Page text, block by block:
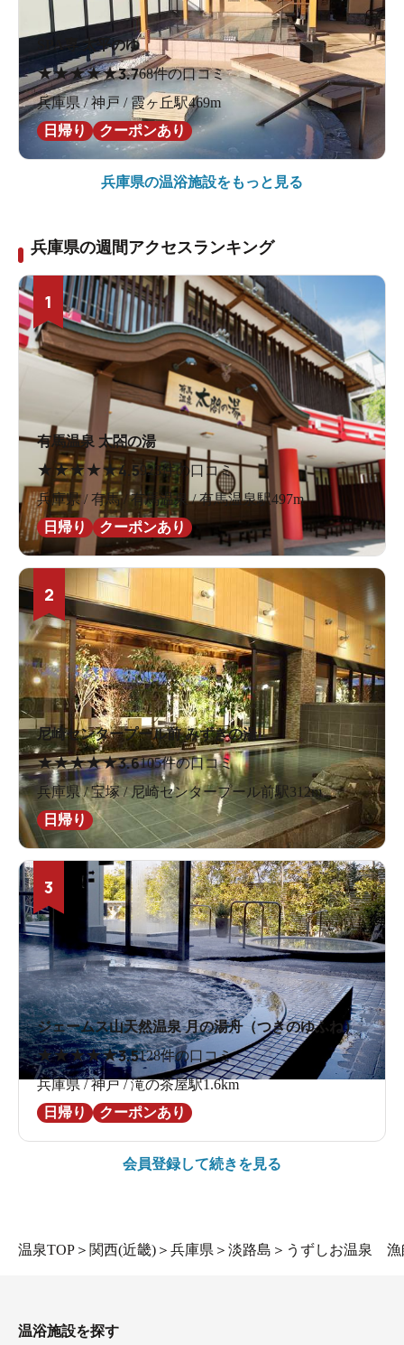
SPA専 太平のゆ
★★★★★3.768件の口コミ
兵庫県 / 神戸 / 霞ヶ丘駅469m
日帰り
クーポンあり
兵庫県の温浴施設をもっと見る
兵庫県の週間アクセスランキング
1
有馬温泉 太閤の湯
★ ★★★★4.5923件の口コミ
兵庫県 / 有馬 / 有馬温泉 / 有馬温泉駅497m
日帰り
クーポンあり
2
尼崎センタープール前 みずきの湯
★★★★★3.6105件の口コミ
兵庫県 / 宝塚 / 尼崎センタープール前駅312m
日帰り
3
ジェームス山天然温泉 月の湯舟（つきのゆふね）
★★★★★3.5128件の口コミ
兵庫県 / 神戸 / 滝の茶屋駅1.6km
日帰り
クーポンあり
会員登録して続きを見る
温泉TOP ＞ 関西(近畿) ＞ 兵庫県 ＞ 淡路島 ＞ うずしお温泉
温浴施設を探す